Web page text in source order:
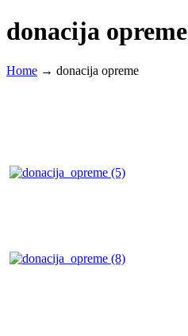
donacija opreme
Home → donacija opreme